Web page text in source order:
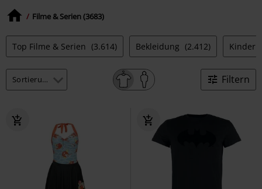
Filme & Serien (3683)
Top Filme & Serien (3.614) Bekleidung (2.412)
Filtern